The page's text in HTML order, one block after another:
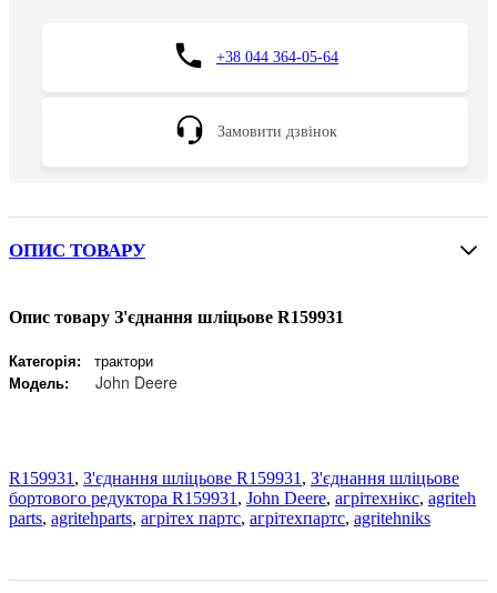
+38 044 364-05-64
Замовити дзвінок
ОПИС ТОВАРУ
Опис товару З'єднання шліцьове R159931
Категорія:
трактори
Модель: John Deere
R159931, З'єднання шліцьове R159931, З'єднання шліцьове
бортового редуктора R159931, John Deere, агрітехнікс, agriteh
parts, agritehparts, агрітех партс, агрітехпартс, agritehniks